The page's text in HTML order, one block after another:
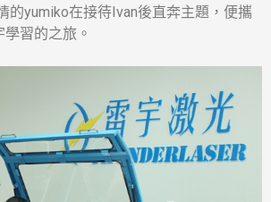
的yumiko在接待Ivan後直奔主題，便攜
習的之旅。